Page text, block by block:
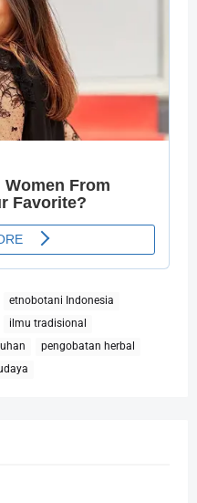
etnobotani Indonesia
ilmu tradisional
pengobatan herbal